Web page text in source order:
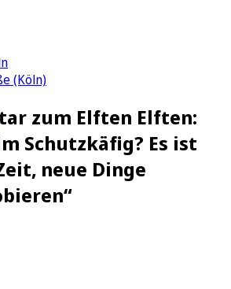
(Köln)
zum Elften Elften:
Schutzkäfig? Es ist
neue Dinge